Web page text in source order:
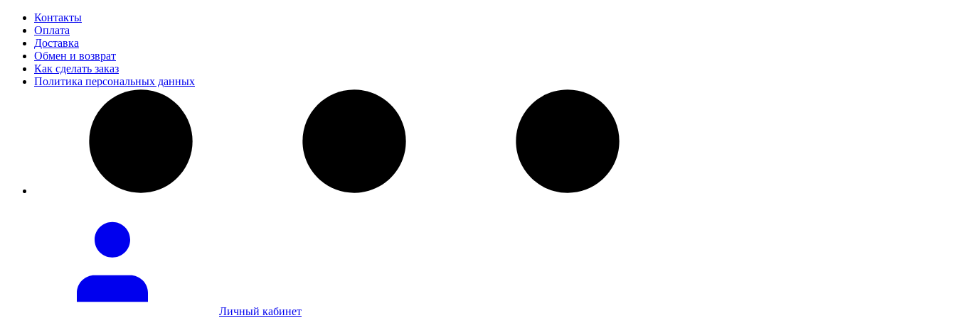
Контакты
Оплата
Доставка
Обмен и возврат
Как сделать заказ
Политика персональных данных
Личный кабинет